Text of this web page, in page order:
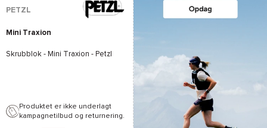
PETZL
Mini Traxion
Skrubblok - Mini Traxion - Petzl
Produktet er ikke underlagt
kampagnetilbud og returnering.